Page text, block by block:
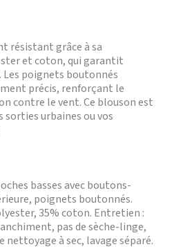
résistant grâce à sa
et coton, qui garantit
poignets boutonnés
précis, renforçant le
contre le vent. Ce blouson est
urbaines ou vos
basses avec boutons-
poignets boutonnés.
35% coton. Entretien :
pas de sèche-linge,
nettoyage à sec, lavage séparé.